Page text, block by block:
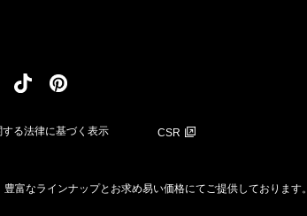
る法律に基づく表示 CSR
富なラインナップとお求め易い価格にてご提供しております。